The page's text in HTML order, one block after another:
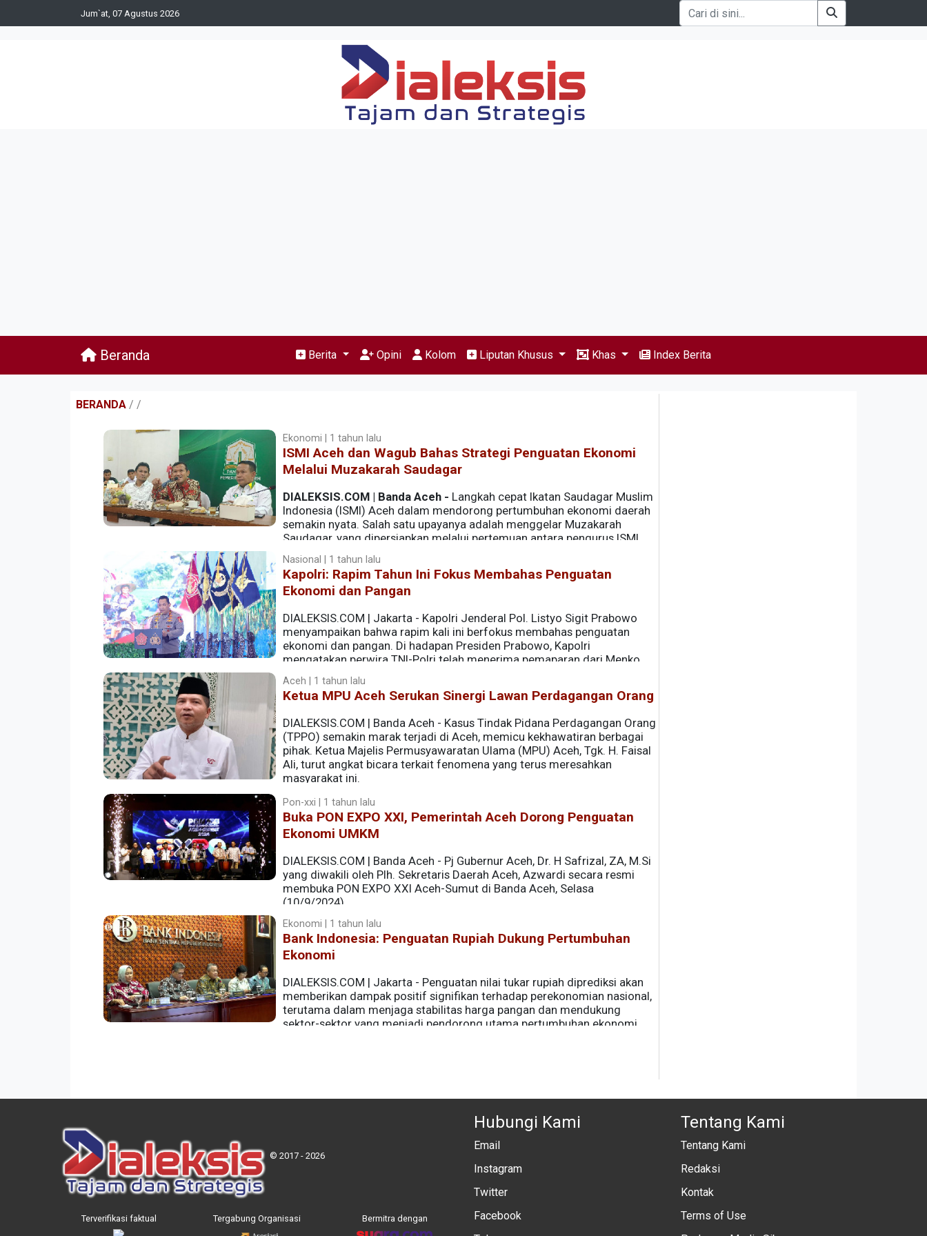
Jum`at, 07 Agustus 2026
Beranda Berita Opini Kolom Liputan Khusus Khas Index Berita
BERANDA / /
Ekonomi | 1 tahun lalu
ISMI Aceh dan Wagub Bahas Strategi Penguatan Ekonomi
Melalui Muzakarah Saudagar
DIALEKSIS.COM | Banda Aceh - Langkah cepat Ikatan Saudagar Muslim
Indonesia (ISMI) Aceh dalam mendorong pertumbuhan ekonomi daerah
semakin nyata. Salah satu upayanya adalah menggelar Muzakarah
Saudagar, yang dipersiapkan melalui pertemuan antara pengurus ISMI
Aceh dengan Wakil Gubernur Aceh, Fadhlullah, di Aula Rumah Dinas Wagub pada Kamis (1 Mei 2025).
Nasional | 1 tahun lalu
Kapolri: Rapim Tahun Ini Fokus Membahas Penguatan
Ekonomi dan Pangan
DIALEKSIS.COM | Jakarta - Kapolri Jenderal Pol. Listyo Sigit Prabowo
menyampaikan bahwa rapim kali ini berfokus membahas penguatan
ekonomi dan pangan. Di hadapan Presiden Prabowo, Kapolri
mengatakan perwira TNI-Polri telah menerima pemaparan dari Menko
Pangan Zulkifli Hasan serta Menko Perekonomian Airlangga Hartarto.
Aceh | 1 tahun lalu
Ketua MPU Aceh Serukan Sinergi Lawan Perdagangan Orang
DIALEKSIS.COM | Banda Aceh - Kasus Tindak Pidana Perdagangan Orang
(TPPO) semakin marak terjadi di Aceh, memicu kekhawatiran berbagai
pihak. Ketua Majelis Permusyawaratan Ulama (MPU) Aceh, Tgk. H. Faisal
Ali, turut angkat bicara terkait fenomena yang terus meresahkan
masyarakat ini.
Pon-xxi | 1 tahun lalu
Buka PON EXPO XXI, Pemerintah Aceh Dorong Penguatan
Ekonomi UMKM
DIALEKSIS.COM | Banda Aceh - Pj Gubernur Aceh, Dr. H Safrizal, ZA, M.Si
yang diwakili oleh Plh. Sekretaris Daerah Aceh, Azwardi secara resmi
membuka PON EXPO XXI Aceh-Sumut di Banda Aceh, Selasa
(10/9/2024).
Ekonomi | 1 tahun lalu
Bank Indonesia: Penguatan Rupiah Dukung Pertumbuhan
Ekonomi
DIALEKSIS.COM | Jakarta - Penguatan nilai tukar rupiah diprediksi akan
memberikan dampak positif signifikan terhadap perekonomian nasional,
terutama dalam menjaga stabilitas harga pangan dan mendukung
sektor-sektor yang menjadi pendorong utama pertumbuhan ekonomi.
© 2017 - 2026
Terverifikasi faktual Tergabung Organisasi Bermitra dengan
Hubungi Kami
Email
Instagram
Twitter
Facebook
Tentang Kami
Tentang Kami
Redaksi
Kontak
Terms of Use